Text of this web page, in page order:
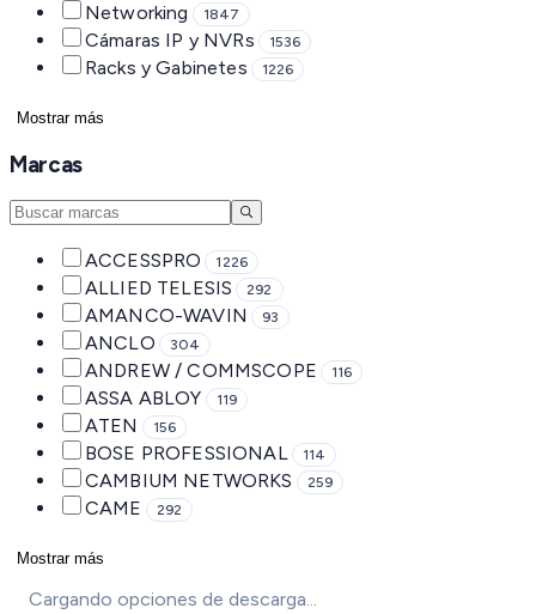
Networking 1847
Cámaras IP y NVRs 1536
Racks y Gabinetes 1226
Mostrar más
Marcas
ACCESSPRO 1226
ALLIED TELESIS 292
AMANCO-WAVIN 93
ANCLO 304
ANDREW / COMMSCOPE 116
ASSA ABLOY 119
ATEN 156
BOSE PROFESSIONAL 114
CAMBIUM NETWORKS 259
CAME 292
Mostrar más
Cargando opciones de descarga...